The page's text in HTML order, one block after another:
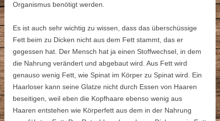
Organismus benötigt werden.
Es ist auch sehr wichtig zu wissen, dass das überschüssige
Fett beim zu Dicken nicht aus dem Fett stammt, das er
gegessen hat. Der Mensch hat ja einen Stoffwechsel, in dem
die Nahrung verändert und abgebaut wird. Aus Fett wird
genauso wenig Fett, wie Spinat im Körper zu Spinat wird. Ein
Haarloser kann seine Glatze nicht durch Essen von Haaren
beseitigen, weil eben die Kopfhaare ebenso wenig aus
Haaren entstehen wie Körperfett aus dem in der Nahrung